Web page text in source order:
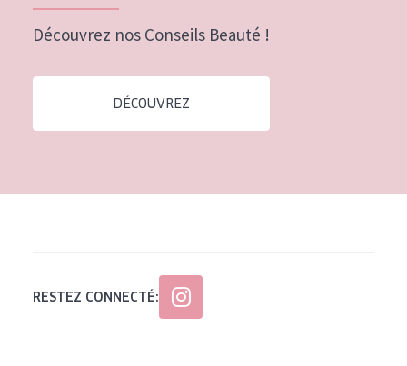
Peau normale à sèche
Peau mature
Peau ménopausée
Âge : 55+
Découvrez nos Conseils Beauté !
DÉCOUVREZ
RESTEZ CONNECTÉ: